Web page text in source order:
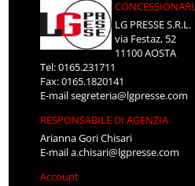
LG PRESSE S.R.L.
via Festaz, 52
11100 AOSTA
Tel: 0165.231711
Fax: 0165.1820141
E-mailsegreteria@lgpresse.com
RESPONSABILE DI AGENZIA
Arianna Gori Chisari
E-maila.chisari@lgpresse.com
Account